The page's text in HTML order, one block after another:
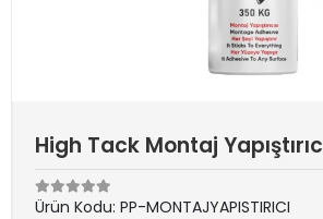
High Tack Montaj
Ürün Kodu: PP-MONTAJYAPISTIRICI